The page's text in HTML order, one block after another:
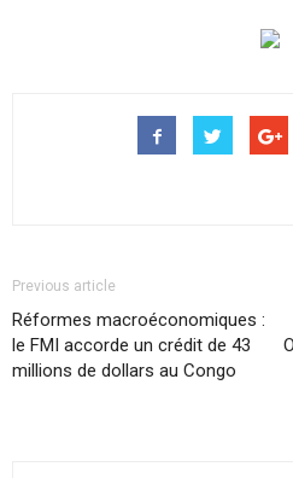
Previous article
Réformes macroéconomiques :
le FMI accorde un crédit de 43
millions de dollars au Congo